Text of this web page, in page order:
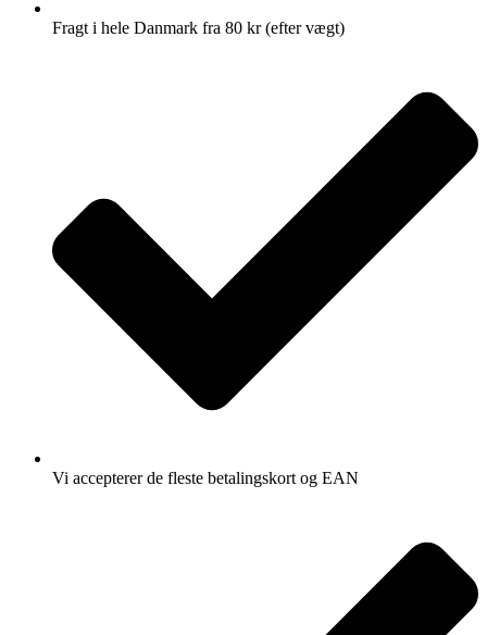
Fragt i hele Danmark fra 80 kr (efter vægt)
Vi accepterer de fleste betalingskort og EAN